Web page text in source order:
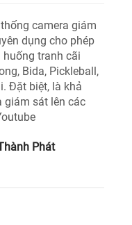
camera giám
dụng cho phép
tranh cãi
Bida, Pickleball,
Đặt biệt, là khả
giám sát lên các
Phát